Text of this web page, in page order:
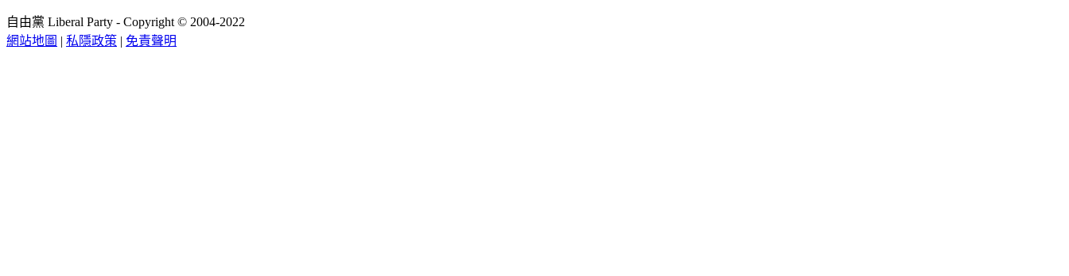
自由黨 Liberal Party - Copyright © 2004-2022
網站地圖 | 私隱政策 | 免責聲明